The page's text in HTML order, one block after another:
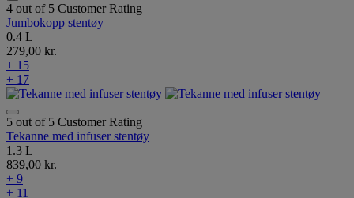
4 out of 5 Customer Rating
Jumbokopp stentøy
0.4 L
279,00 kr.
+ 15
+ 17
5 out of 5 Customer Rating
Tekanne med infuser stentøy
1.3 L
839,00 kr.
+ 9
+ 11